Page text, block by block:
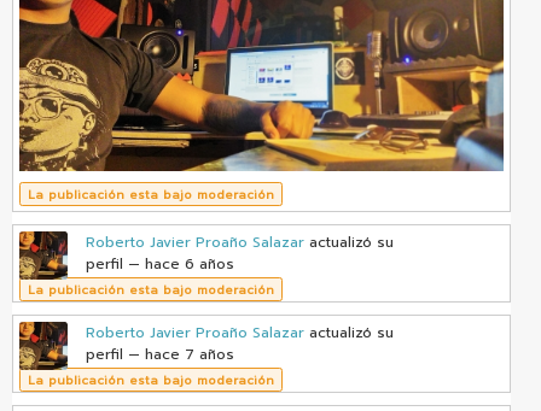
La publicación esta bajo moderación
Roberto Javier Proaño Salazar actualizó su
perfil — hace 6 años
La publicación esta bajo moderación
Roberto Javier Proaño Salazar actualizó su
perfil — hace 7 años
La publicación esta bajo moderación